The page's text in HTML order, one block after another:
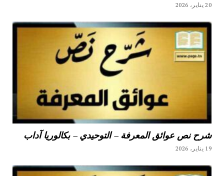
20 يناير، 2026
شرح نص عوائق المعرفة – التوحيدي – بكالوريا آداب
19 يناير، 2026